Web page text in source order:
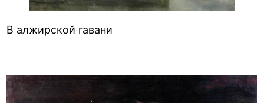
В алжирской гавани